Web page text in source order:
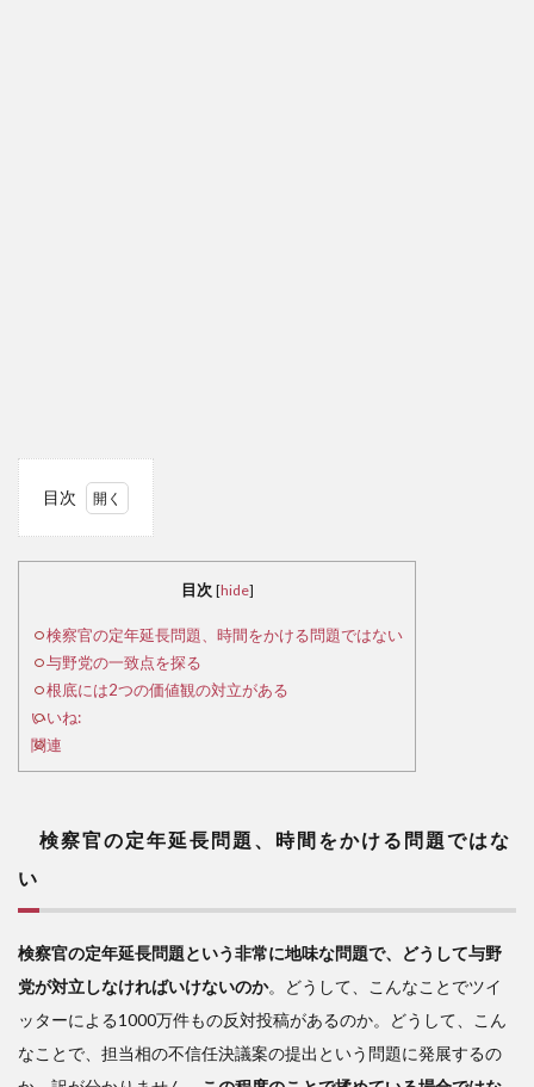
目次
年延
長問
題、
をか
ける
ない
の一
致点
を探
る
3
目次 [hide]
検察官の定年延長問題、時間をかける問題ではない
与野党の一致点を探る
根底には2つの価値観の対立がある
いいね:
関連
検察官の定年延長問題、時間をかける問題ではな
い
検察官の定年延長問題という非常に地味な問題で、どうして与野
党が対立しなければいけないのか。どうして、こんなことでツイ
ッターによる1000万件もの反対投稿があるのか。どうして、こん
なことで、担当相の不信任決議案の提出という問題に発展するの